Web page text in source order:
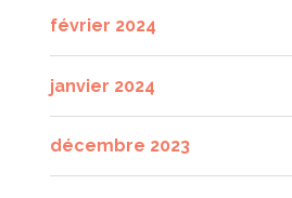
février 2024
janvier 2024
décembre 2023